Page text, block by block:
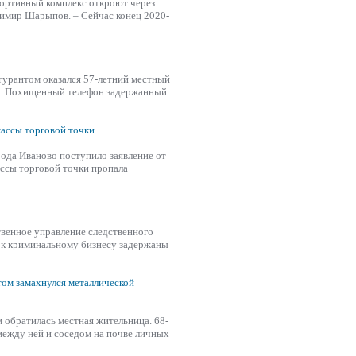
комплекс откроют через
Шарыпов. – Сейчас конец 2020-
оказался 57-летний местный
Похищенный телефон задержанный
торговой точки
Иваново поступило заявление от
торговой точки пропала
управление следственного
криминальному бизнесу задержаны
замахнулся металлической
местная жительница. 68-
ней и соседом на почве личных